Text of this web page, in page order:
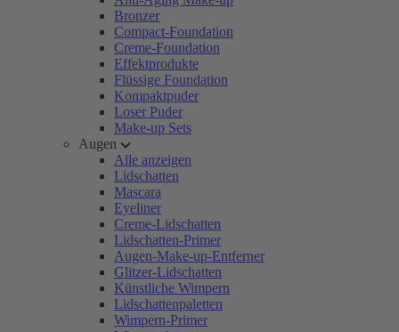
Bronzer
Compact-Foundation
Creme-Foundation
Effektprodukte
Flüssige Foundation
Kompaktpuder
Loser Puder
Make-up Sets
Augen
Alle anzeigen
Lidschatten
Mascara
Eyeliner
Creme-Lidschatten
Lidschatten-Primer
Augen-Make-up-Entferner
Glitzer-Lidschatten
Künstliche Wimpern
Lidschattenpaletten
Wimpern-Primer